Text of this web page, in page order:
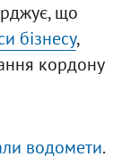
що
бізнесу,
кордону
водомети.